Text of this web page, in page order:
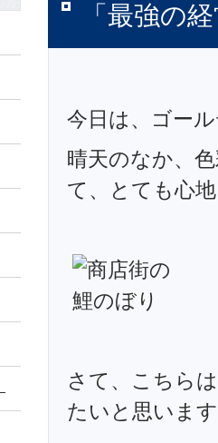
「最強の
今日は、ゴー
晴天のなか、
て、とても心
さて、こちら
たいと思いま